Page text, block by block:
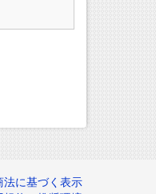
法に基づく表示